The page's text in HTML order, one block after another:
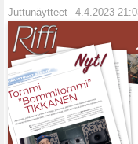
Juttunäytteet 4.4.2023